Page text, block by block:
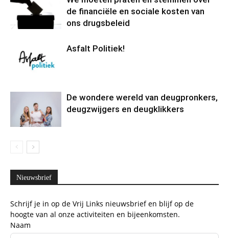
de financiële en sociale kosten van
ons drugsbeleid
Asfalt Politiek!
De wondere wereld van deugpronkers,
deugzwijgers en deugklikkers
Nieuwsbrief
Schrijf je in op de Vrij Links nieuwsbrief en blijf op de
hoogte van al onze activiteiten en bijeenkomsten.
Naam